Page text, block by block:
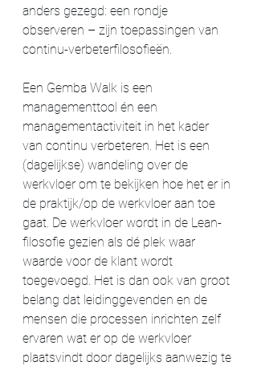
anders gezegd: een rondje
observeren – zijn toepassingen van
continu-verbeterfilosofieën.
Een Gemba Walk is een
managementtool én een
managementactiviteit in het kader
van continu verbeteren. Het is een
(dagelijkse) wandeling over de
werkvloer om te bekijken hoe het er in
de praktijk/op de werkvloer aan toe
gaat. De werkvloer wordt in de Lean-
filosofie gezien als dé plek waar
waarde voor de klant wordt
toegevoegd. Het is dan ook van groot
belang dat leidinggevenden en de
mensen die processen inrichten zelf
ervaren wat er op de werkvloer
plaatsvindt door dagelijks aanwezig te